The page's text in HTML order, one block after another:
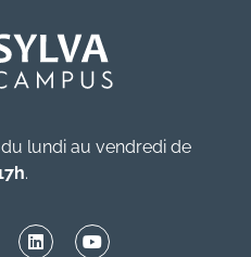
lundi au vendredi de
.